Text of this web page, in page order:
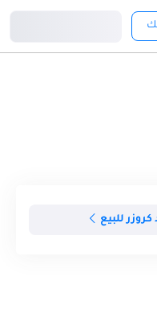
للبيع